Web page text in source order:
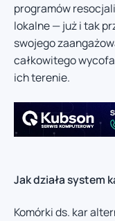
programów
lokalne — już i tak
swojego
całkowitego
ich terenie.
Jak działa system
Komórki ds. kar